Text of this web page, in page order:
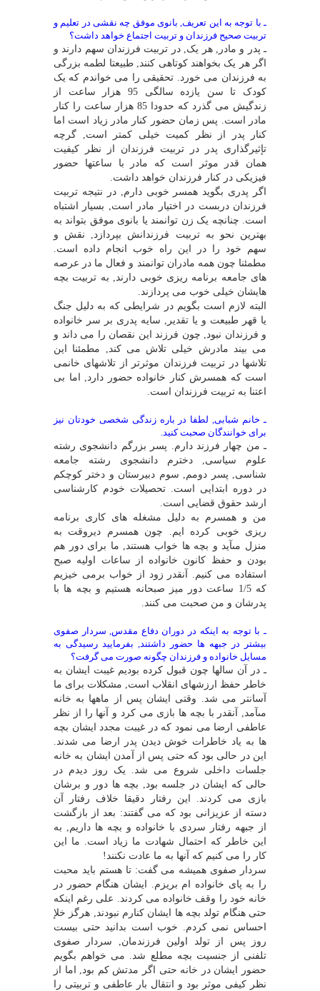
ـ با توجه به این تعریف, بانوى موفق چه نقشى در تعلیم و
تربیت صحیح فرزندان و تربیت اجتماع خواهد داشت؟
ـ پدر و مادر, هر یک, در تربیت فرزندان سهم دارند و
اگر هر یک بخواهند کوتاهى کنند, طبیعتا لطمه بزرگى
به فرزندان مى خورد. تحقیقى را مى خواندم که یک
کودک تا سن یازده سالگى 95 هزار ساعت از
زندگیش مى گذرد که حدودا 85 هزار ساعت را کنار
مادر است. پس زمان حضور کنار مادر زیاد است اما
کنار پدر از نظر کمیت خیلى کمتر است, گرچه
تإثیرگذارى پدر در تربیت فرزندان از نظر کیفیت
همان قدر موثر است که مادر با ساعتها حضور
فیزیکى در کنار فرزندان خواهد داشت.
اگر پدرى بگوید همسر خوبى دارم, در نتیجه تربیت
فرزندان دربست در اختیار مادر است, بسیار اشتباه
است. چنانچه یک زن توانمند یا بانوى موفق بتواند به
بهترین نحو به تربیت فرزندانش بپردازد, نقش و
سهم خود را در این راه خوب انجام داده است.
مطمئنا چون همه مادران توانمند و فعال ما در عرصه
هاى جامعه برنامه ریزى خوبى دارند, به تربیت بچه
هایشان خیلى خوب مى پردازند.
البته لازم است بگویم در شرایطى که به دلیل جنگ
یا قهر طبیعت و یا تقدیر, سایه پدرى بر سر خانواده
و فرزندان نبود, چون فرزند این نقصان را مى داند و
مى بیند مادرش خیلى تلاش مى کند, مطمئنا این
تلاشها در تربیت فرزندان موثرتر از تلاشهاى خانمى
است که همسرش کنار خانواده حضور دارد, اما بى
اعتنا به تربیت فرزندان است.
ـ خانم شبابى, لطفا در باره زندگى شخصى خودتان نیز
براى خوانندگان صحبت کنید.
ـ من چهار فرزند دارم. پسر بزرگم دانشجوى رشته
علوم سیاسى, دخترم دانشجوى رشته جامعه
شناسى, پسر دومم, سوم دبیرستان و دختر کوچکم
در دوره ابتدایى است. تحصیلات خودم کارشناسى
ارشد حقوق قضایى است.
من و همسرم به دلیل مشغله هاى کارى برنامه
ریزى خوبى کرده ایم. چون همسرم دیروقت به
منزل مىآید و بچه ها خواب هستند, ما براى دور هم
بودن و حفظ کانون خانواده از ساعات اولیه صبح
استفاده مى کنیم. آنقدر زود از خواب برمى خیزیم
که 1/5 ساعت دور میز صبحانه هستیم و بچه ها با
پدرشان و من صحبت مى کنند.
ـ با توجه به اینکه در دوران دفاع مقدس, سردار صفوى
بیشتر در جبهه ها حضور داشتند, بفرمایید رسیدگى به
مسایل خانواده و فرزندان چگونه صورت مى گرفت؟
ـ در آن سالها چون قبول کرده بودیم غیبت ایشان به
خاطر حفظ ارزشهاى انقلاب است, مشکلات براى ما
آسانتر مى شد. وقتى ایشان پس از ماهها به خانه
مىآمد, آنقدر با بچه ها بازى مى کرد و آنها را از نظر
عاطفى ارضا مى نمود که در غیبت مجدد ایشان بچه
ها به یاد خاطرات خوش دیدن پدر ارضا مى شدند.
این در حالى بود که حتى پس از آمدن ایشان به خانه
جلسات داخلى شروع مى شد. یک روز دیدم در
حالى که ایشان در جلسه بود, بچه ها دور و برشان
بازى مى کردند. این رفتار دقیقا خلاف رفتار آن
دسته از عزیزانى بود که مى گفتند: بعد از بازگشت
از جبهه رفتار سردى با خانواده و بچه ها داریم, به
این خاطر که احتمال شهادت ما زیاد است. ما این
کار را مى کنیم که آنها به ما عادت نکنند!
سردار صفوى همیشه مى گفت: تا هستم باید محبت
را به پاى خانواده ام بریزم. ایشان هنگام حضور در
خانه خود را وقف خانواده مى کردند. على رغم اینکه
حتى هنگام تولد بچه ها ایشان کنارم نبودند, هرگز خلإ
احساس نمى کردم. خوب است بدانید حتى بیست
روز پس از تولد اولین فرزندمان, سردار صفوى
تلفنى از جنسیت بچه مطلع شد. مى خواهم بگویم
حضور ایشان در خانه حتى اگر مدتش کم بود, اما از
نظر کیفى موثر بود و انتقال بار عاطفى و تربیتى را